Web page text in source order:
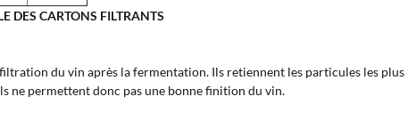
DES CARTONS FILTRANTS
du vin après la fermentation. Ils retiennent les particules les plus
ne permettent donc pas une bonne finition du vin.